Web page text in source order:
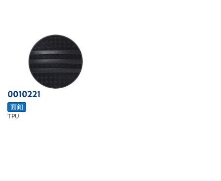
0010221
面釦
TPU